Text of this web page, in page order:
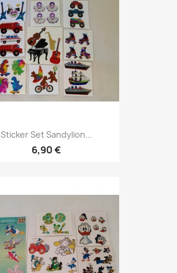
Sticker Set Sandylion...
6,90 €